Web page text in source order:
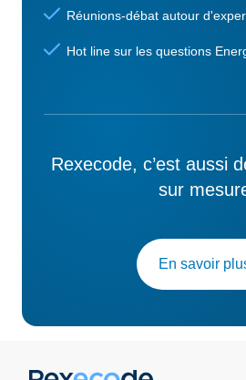
Réunions-débat autour
Hot line sur les questions
Rexecode, c’est aussi
sur
En savoir